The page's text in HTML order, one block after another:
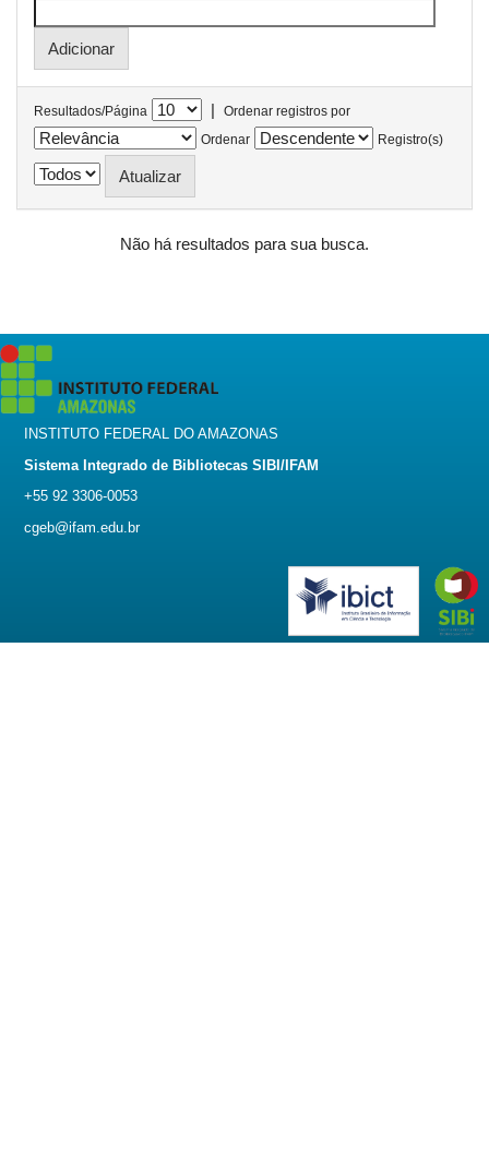
Resultados/Página |
Ordenar registros por
Ordenar
Registro(s)
Não há resultados para sua busca.
INSTITUTO FEDERAL DO AMAZONAS
Sistema Integrado de Bibliotecas SIBI/IFAM
+55 92 3306-0053
cgeb@ifam.edu.br